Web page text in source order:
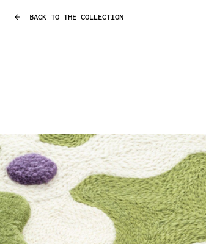
BACK TO THE COLLECTION